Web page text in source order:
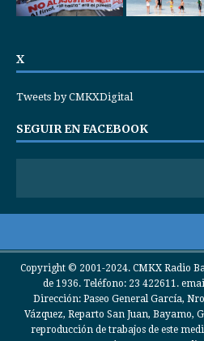
X
Tweets by CMKXDigital
SEGUIR EN FACEBOOK
Copyright © 2001-2024. CMKX Radio
de 1936. Teléfono: 23 422611.
Dirección: Paseo General García,
Vázquez, Reparto San Juan, Bayamo,
reproducción de trabajos de este